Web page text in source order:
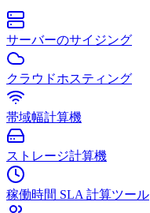
サーバーのサイジング
クラウドホスティング
帯域幅計算機
ストレージ計算機
稼働時間 SLA 計算ツール